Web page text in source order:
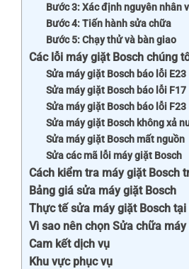
Bước 3: Xác định nguyên nhân
Bước 4: Tiến hành sửa chữa
Bước 5: Chạy thử và bàn giao
Các lỗi máy giặt Bosch chúng
Sửa máy giặt Bosch báo lỗi E23
Sửa máy giặt Bosch báo lỗi F17
Sửa máy giặt Bosch báo lỗi F23
Sửa máy giặt Bosch không xả
Sửa máy giặt Bosch mất nguồn
Sửa các mã lỗi máy giặt Bosch
Cách kiểm tra máy giặt Bosch
Bảng giá sửa máy giặt Bosch
Thực tế sửa máy giặt Bosch tại
Vì sao nên chọn Sửa chữa máy
Cam kết dịch vụ
Khu vực phục vụ